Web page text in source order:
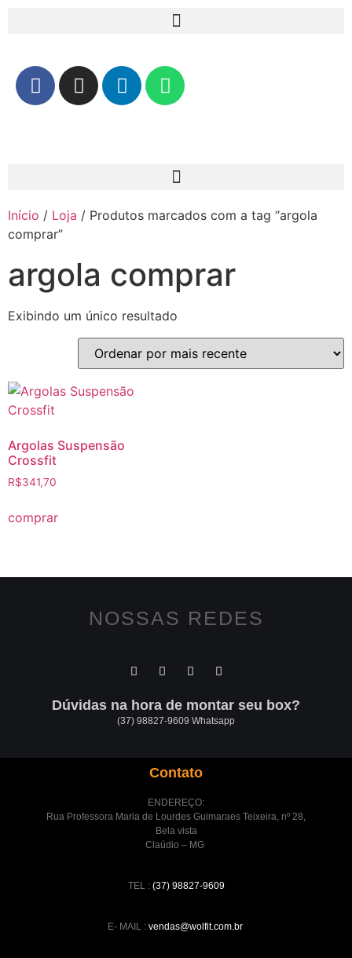
Início / Loja / Produtos marcados com a tag “argola
comprar”
argola comprar
Exibindo um único resultado
Argolas Suspensão
Crossfit
R$341,70
comprar
NOSSAS REDES
Dúvidas na hora de montar seu box?
(37) 98827-9609 Whatsapp
Contato
ENDEREÇO:
Rua Professora Maria de Lourdes Guimaraes Teixeira, nº 28,
Bela vista
Claúdio – MG
TEL : (37) 98827-9609
E- MAIL : vendas@wolfit.com.br